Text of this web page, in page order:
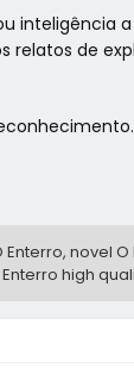
inteligência
de
novel
high